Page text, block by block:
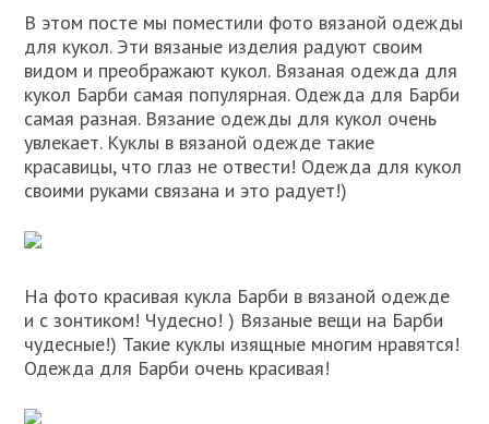
В этом посте мы поместили фото вязаной одежды
для кукол. Эти вязаные изделия радуют своим
видом и преображают кукол. Вязаная одежда для
кукол Барби самая популярная. Одежда для Барби
самая разная. Вязание одежды для кукол очень
увлекает. Куклы в вязаной одежде такие
красавицы, что глаз не отвести! Одежда для кукол
своими руками связана и это радует!)
На фото красивая кукла Барби в вязаной одежде
и с зонтиком! Чудесно! ) Вязаные вещи на Барби
чудесные!) Такие куклы изящные многим нравятся!
Одежда для Барби очень красивая!